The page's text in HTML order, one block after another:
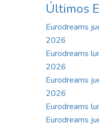
Últimos
Eurodreams
2026
Eurodreams
2026
Eurodreams
2026
Eurodreams
Eurodreams